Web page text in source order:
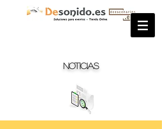
Noticias